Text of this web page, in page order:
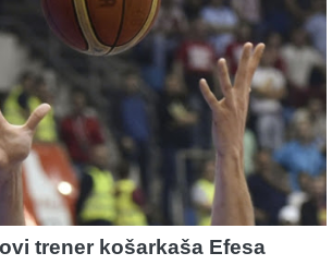
trener košarkaša Efesa